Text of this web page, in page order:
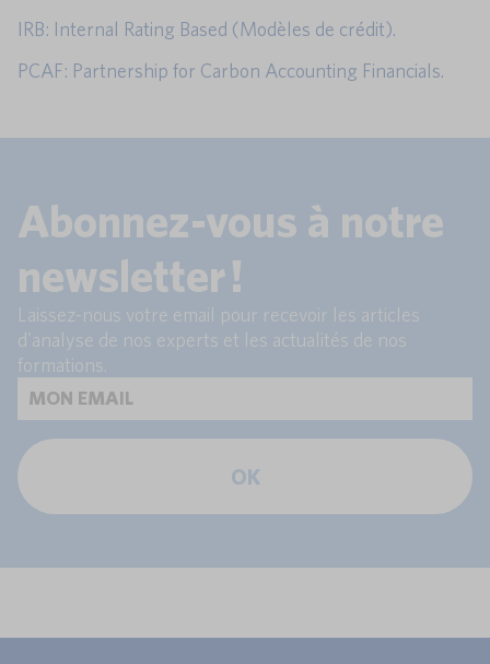
IRB: Internal Rating Based (Modèles de crédit).
PCAF: Partnership for Carbon Accounting Financials.
Abonnez-vous à notre
newsletter !
Laissez-nous votre email pour recevoir les articles
d'analyse de nos experts et les actualités de nos
formations.
OK